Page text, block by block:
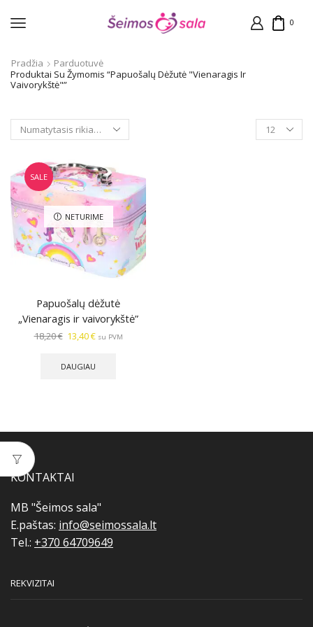
0
Pradžia
Parduotuvė
Produktai Su Žymomis “Papuošalų Dėžutė "Vienaragis Ir
Vaivorykštė"”
Products
per
SALE
NETURIME
Papuošalų dėžutė
„Vienaragis ir vaivorykštė”
18,20€ Original
was:
13,40€Current
is:
su PVM
DAUGIAU
KONTAKTAI
MB "Šeimos sala"
E.paštas: info@seimossala.lt
Tel.: +370 64709649
REKVIZITAI